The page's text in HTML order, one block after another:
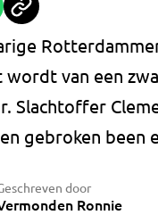
wordt van een
Slachtoffer
gebroken been
door
Ronnie